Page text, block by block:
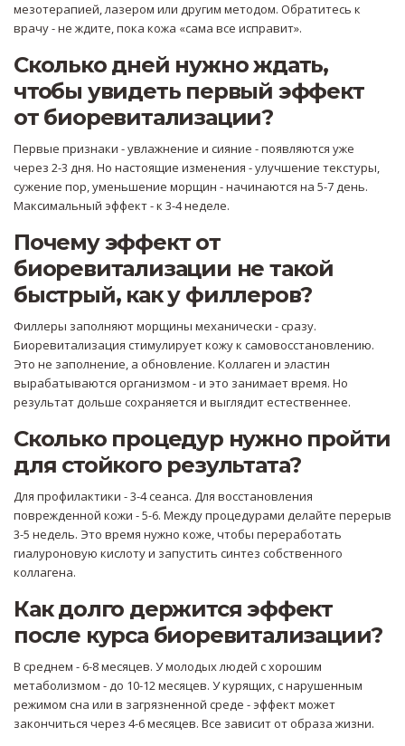
мезотерапией, лазером или другим методом. Обратитесь к
врачу - не ждите, пока кожа «сама все исправит».
Сколько дней нужно ждать,
чтобы увидеть первый эффект
от биоревитализации?
Первые признаки - увлажнение и сияние - появляются уже
через 2-3 дня. Но настоящие изменения - улучшение текстуры,
сужение пор, уменьшение морщин - начинаются на 5-7 день.
Максимальный эффект - к 3-4 неделе.
Почему эффект от
биоревитализации не такой
быстрый, как у филлеров?
Филлеры заполняют морщины механически - сразу.
Биоревитализация стимулирует кожу к самовосстановлению.
Это не заполнение, а обновление. Коллаген и эластин
вырабатываются организмом - и это занимает время. Но
результат дольше сохраняется и выглядит естественнее.
Сколько процедур нужно пройти
для стойкого результата?
Для профилактики - 3-4 сеанса. Для восстановления
поврежденной кожи - 5-6. Между процедурами делайте перерыв
3-5 недель. Это время нужно коже, чтобы переработать
гиалуроновую кислоту и запустить синтез собственного
коллагена.
Как долго держится эффект
после курса биоревитализации?
В среднем - 6-8 месяцев. У молодых людей с хорошим
метаболизмом - до 10-12 месяцев. У курящих, с нарушенным
режимом сна или в загрязненной среде - эффект может
закончиться через 4-6 месяцев. Все зависит от образа жизни.